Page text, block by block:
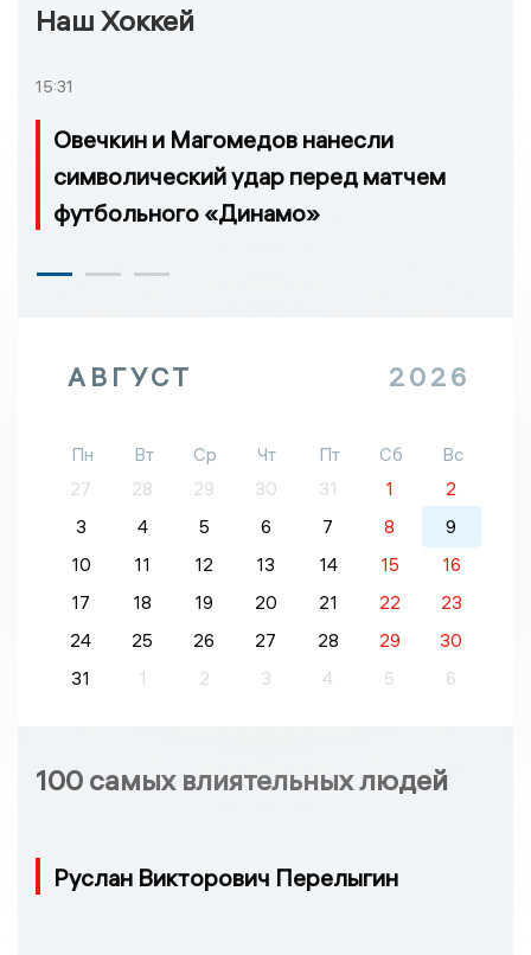
Наш Хоккей
15:31
Овечкин и Магомедов нанесли
символический удар перед матчем
футбольного «Динамо»
АВГУСТ 2026
Пн Вт Ср Чт Пт Сб
Вс
27
28 29 30 31 1
2
3
4 5 6 7 8
9
10
11 12 13 14 15
16
17
18 19 20 21 22
23
24
25 26 27 28 29
30
31
1 2 3 4 5 6
100 самых влиятельных людей
Руслан Викторович Перелыгин